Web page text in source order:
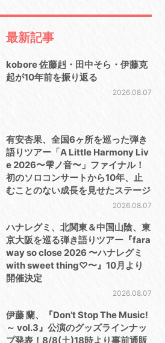
最新記事
kobore 佐藤赳・田中そら・伊藤克
起が10年前を振り返る
2026.08.07
有安杏果、全国6ヶ所を巡った弾き
語りツアー「A Little Harmony Liv
e 2026〜雫ノ音〜」ファイナル！
初のソロコンサートから10年、止
むことのない成長を見せたステージ
2026.08.07
ハナレグミ、北関東＆中国山陰、東
京大阪を巡る弾き語りツアー『fara
way so close 2026 〜ハナレグミ
with sweet thing♡〜』10月より
開催決定
2026.08.07
伊藤 蘭、『Don’t Stop The Music!
～ vol.3』公演のグッズラインナッ
プ発表！8/8(土)18時より事前通販